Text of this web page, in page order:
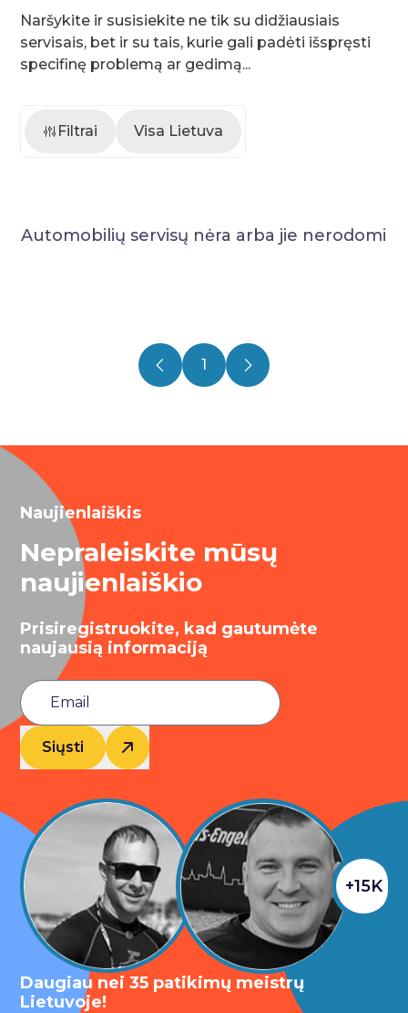
Naršykite ir susisiekite ne tik su didžiausiais
servisais, bet ir su tais, kurie gali padėti išspręsti
specifinę problemą ar gedimą...
Filtrai Visa Lietuva
Automobilių servisų nėra arba jie nerodomi
1
Naujienlaiškis
Nepraleiskite mūsų
naujienlaiškio
Prisiregistruokite, kad gautumėte
naujausią informaciją
Siųsti
+15K
Daugiau nei 35 patikimų meistrų
Lietuvoje!